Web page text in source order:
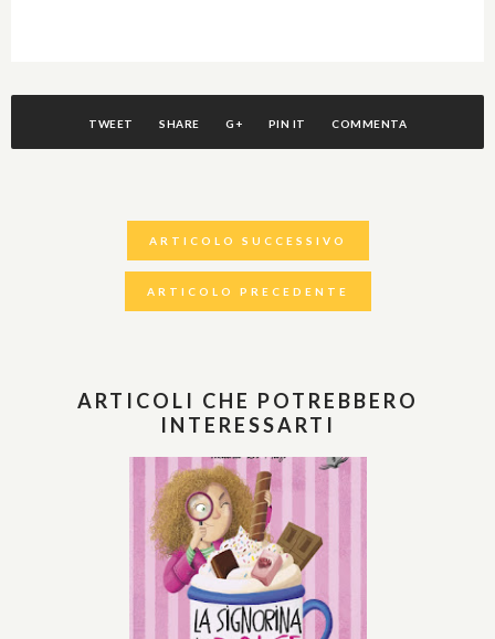
TWEET SHARE G+ PIN IT COMMENTA
ARTICOLO SUCCESSIVO
ARTICOLO PRECEDENTE
ARTICOLI CHE POTREBBERO
INTERESSARTI